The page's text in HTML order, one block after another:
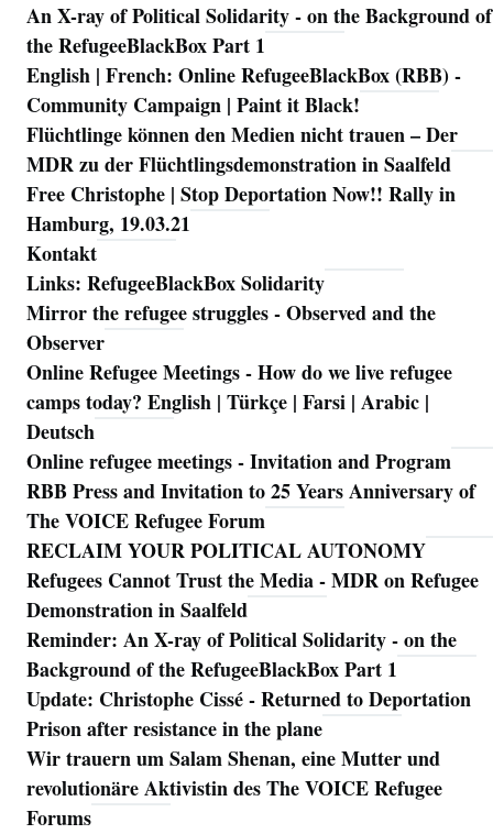
Navigation
An X-ray of Political Solidarity - on the Background of
the RefugeeBlackBox Part 1
English | French: Online RefugeeBlackBox (RBB) -
Community Campaign | Paint it Black!
Flüchtlinge können den Medien nicht trauen – Der
MDR zu der Flüchtlingsdemonstration in Saalfeld
Free Christophe | Stop Deportation Now!! Rally in
Hamburg, 19.03.21
Kontakt
Links: RefugeeBlackBox Solidarity
Mirror the refugee struggles - Observed and the
Observer
Online Refugee Meetings - How do we live refugee
camps today? English | Türkçe | Farsi | Arabic |
Deutsch
Online refugee meetings - Invitation and Program
RBB Press and Invitation to 25 Years Anniversary of
The VOICE Refugee Forum
RECLAIM YOUR POLITICAL AUTONOMY
Refugees Cannot Trust the Media - MDR on Refugee
Demonstration in Saalfeld
Reminder: An X-ray of Political Solidarity - on the
Background of the RefugeeBlackBox Part 1
Update: Christophe Cissé - Returned to Deportation
Prison after resistance in the plane
Wir trauern um Salam Shenan, eine Mutter und
revolutionäre Aktivistin des The VOICE Refugee
Forums